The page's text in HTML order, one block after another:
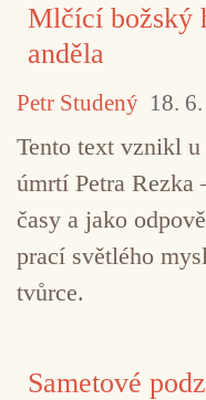
Mlčící božský
anděla
Petr Studený 18.
Tento text vznikl
úmrtí Petra Rezka
časy a jako
prací světlého
tvůrce.
Sametové